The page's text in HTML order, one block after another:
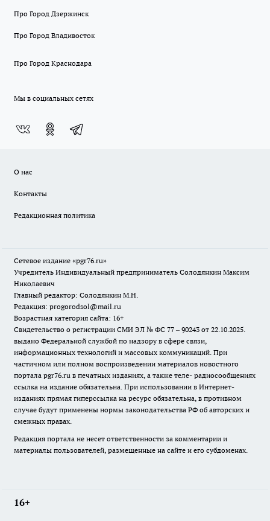
Про Город Дзержинск
Про Город Владивосток
Про Город Краснодара
Мы в социальных сетях
О нас
Контакты
Редакционная политика
Сетевое издание «pgr76.ru»
Учредитель Индивидуальный предприниматель Солодянкин Максим
Николаевич
Главный редактор: Солодянкин М.Н.
Редакция: progorodsol@mail.ru
Возрастная категория сайта: 16+
Свидетельство о регистрации СМИ ЭЛ № ФС 77 – 90243 от 22.10.2025.
выдано Федеральной службой по надзору в сфере связи,
информационных технологий и массовых коммуникаций. При
частичном или полном воспроизведении материалов новостного
портала pgr76.ru в печатных изданиях, а также теле- радиосообщениях
ссылка на издание обязательна. При использовании в Интернет-
изданиях прямая гиперссылка на ресурс обязательна, в противном
случае будут применены нормы законодательства РФ об авторских и
смежных правах.
Редакция портала не несет ответственности за комментарии и
материалы пользователей, размещенные на сайте и его субдоменах.
16+